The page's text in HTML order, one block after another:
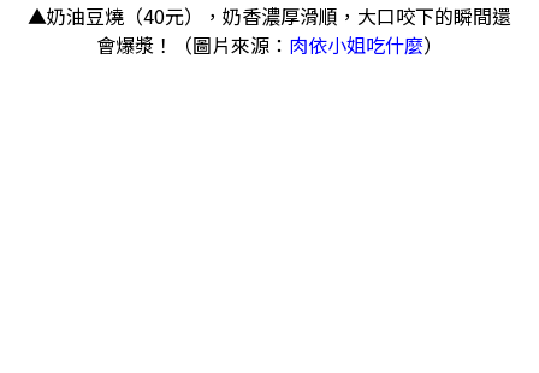
▲奶油豆燒（40元），奶香濃厚滑順，大口咬下的瞬間還
會爆漿！（圖片來源： 肉依小姐吃什麼）